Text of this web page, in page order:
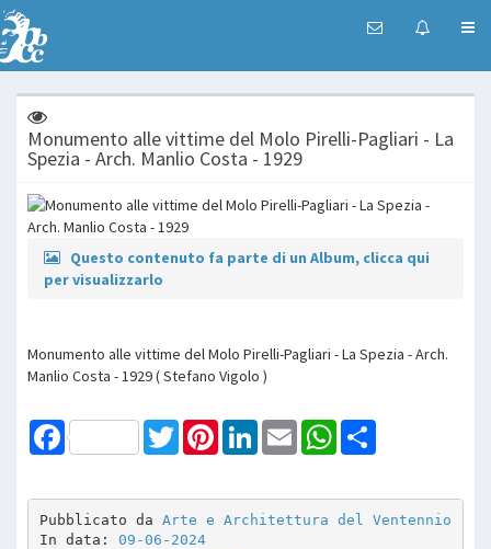
Monumento alle vittime del Molo Pirelli-Pagliari - La
Spezia - Arch. Manlio Costa - 1929
Questo contenuto fa parte di un Album, clicca qui
per visualizzarlo
Monumento alle vittime del Molo Pirelli-Pagliari - La Spezia - Arch.
Manlio Costa - 1929 ( Stefano Vigolo )
Facebook TwitterPinterestLinkedInEmail WhatsApp
Pubblicato da Arte e Architettura del Ventennio
In data: 09-06-2024